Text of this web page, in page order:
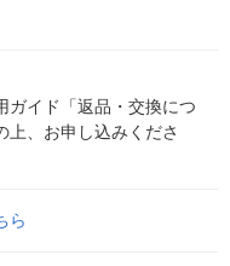
ガイド「返品・交換につ
上、お申し込みくださ
ら